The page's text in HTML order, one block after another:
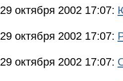
29 октября 2002 17:07:
29 октября 2002 17:07:
29 октября 2002 17:07: